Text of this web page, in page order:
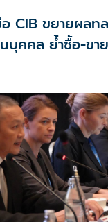
CIB ขยายผลท
บุคคล ย้ำซื้อ-ขา